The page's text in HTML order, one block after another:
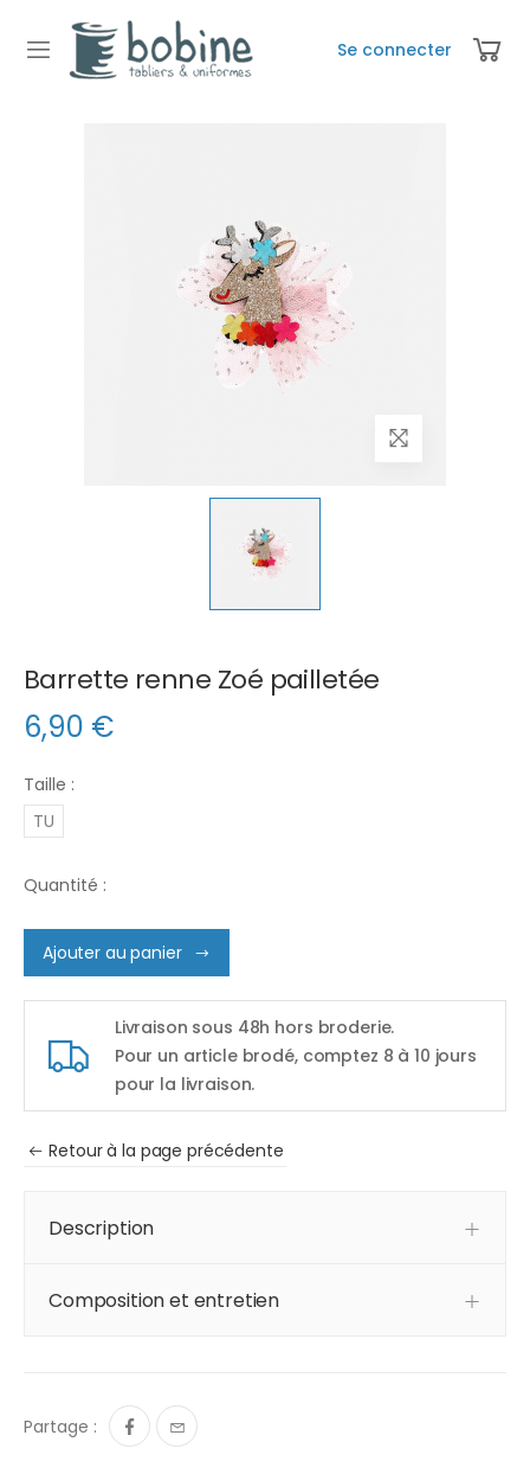
Se connecter
Barrette renne Zoé pailletée
6,90 €
Taille :
TU
Quantité :
Ajouter au panier
Livraison sous 48h hors broderie.
Pour un article brodé, comptez 8 à 10 jours
pour la livraison.
Retour à la page précédente
Description
Composition et entretien
Partage :